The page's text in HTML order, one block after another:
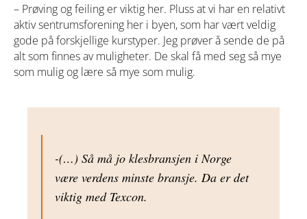
– Prøving og feiling er viktig her. Pluss at vi har en relativt
aktiv sentrumsforening her i byen, som har vært veldig
gode på forskjellige kurstyper. Jeg prøver å sende de på
alt som finnes av muligheter. De skal få med seg så mye
som mulig og lære så mye som mulig.
-(…) Så må jo klesbransjen i Norge
være verdens minste bransje. Da er det
viktig med Texcon.